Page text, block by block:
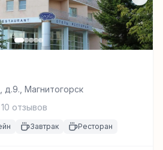
Магнитогорск
10 отзывов
Завтрак Ресторан